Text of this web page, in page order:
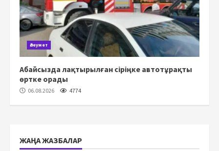
Әлеумет
Абайсызда лақтырылған сіріңке автотұрақты
өртке орады
06.08.2026 4774
ЖАҢА ЖАЗБАЛАР